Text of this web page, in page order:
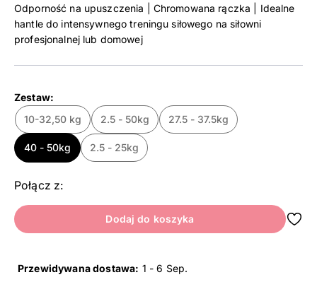
Odporność na upuszczenia | Chromowana rączka | Idealne
hantle do intensywnego treningu siłowego na siłowni
profesjonalnej lub domowej
Zestaw:
10-32,50 kg
2.5 - 50kg 27.5 - 37.5kg
40 - 50kg 2.5 - 25kg
Połącz z:
Dodaj do koszyka
Przewidywana dostawa: 1 - 6 Sep.